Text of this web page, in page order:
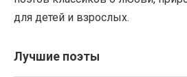
для детей и взрослых.
Лучшие поэты